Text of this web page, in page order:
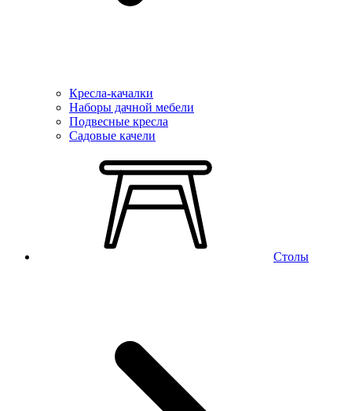
Кресла-качалки
Наборы дачной мебели
Подвесные кресла
Садовые качели
Столы